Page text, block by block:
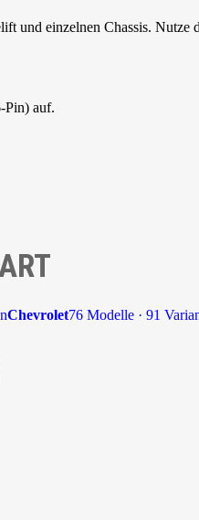
und einzelnen Chassis. Nutze
Pin) auf.
Chevrolet76 Modelle · 91